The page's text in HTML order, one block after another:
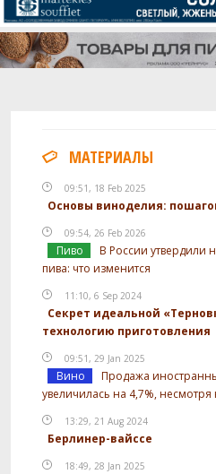
МАТЕРИАЛЫ
09:51, 18 Feb 2025
Основы виноделия:
09:54, 26 Feb 2026
Пиво
В России утвердили
пива: что изменится
11:10, 6 Sep 2024
Секрет идеальной
технологию приготовления
09:51, 29 Jan 2025
Вино
Продажа
увеличилась на 4,7%,
13:29, 21 Aug 2024
Берлинер-вайссе
18:49, 28 Jan 2025